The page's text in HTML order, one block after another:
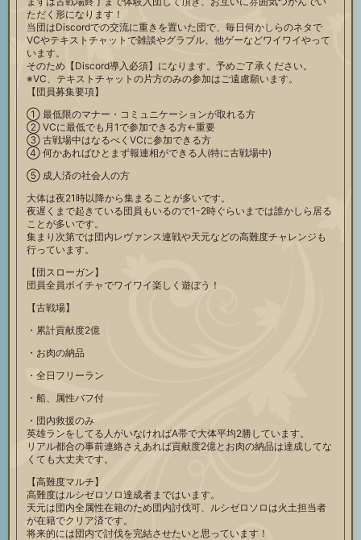
ただく形になります！
当団はDiscordでの交流に重きを置いた団で、毎日何かしらのネタで
VCやテキストチャットで雑談やグラブル、他ゲーなどワイワイやって
います。
そのため【Discord導入必須】になります。予めご了承ください。
※VC、テキストチャットの片方のみの参加はご遠慮願います。
【団員募集要項】
① 最低限のマナー・コミュニケーションが取れる方
② VCに最低でも月1で参加できる方←重要
③ 古戦場中はなるべくVCに参加できる方
④ 何かあればひとまず報連相ができる人(特に古戦場中)
⑤ 成人済の社会人の方
大体は夜21時以降から集まることが多いです。
夜遅くまで起きている団員もいるので1-2時ぐらいまでは誰かしら居る
ことが多いです。
集まり次第では団内レヴァンス連戦や天元などの高難度チャレンジも
行っています。
【団スローガン】
団員全員ボイチャでワイワイ楽しく遊ぼう！
【古戦場】
・累計貢献度2億
・お肉の納品
・全日フリーラン
・船、属性バフ付
・団内救援のみ
英雄ランをしてる人がいなければA帯で大体平均2勝しています。
リアル都合の事前連絡さえあれば貢献度2億とお肉の納品は達成してな
くても大丈夫です。
【高難度マルチ】
高難度はルシゼロソロ達成者まではいます。
天元は団内全属性在籍のため団内討伐可、ルシゼロソロは火土担当者
が在籍でクリア済です。
将来的には団内で討伐を完結させたいと思っています！